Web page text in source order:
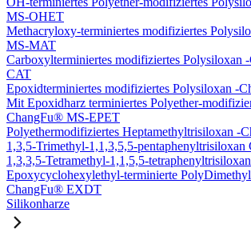
MS-OHET
Methacryloxy-terminiertes modifiziertes
MS-MAT
Carboxylterminiertes modifiziertes Polysiloxan
CAT
Epoxidterminiertes modifiziertes Polysiloxan -
Mit Epoxidharz terminiertes Polyether-
ChangFu® MS-EPET
Polyethermodifiziertes Heptamethyltrisiloxan -
1,3,5-Trimethyl-1,1,3,5,5-pentaphenyltrisiloxan
1,3,3,5-Tetramethyl-1,1,5,5-
Epoxycyclohexylethyl-terminierte
ChangFu® EXDT
Silikonharze